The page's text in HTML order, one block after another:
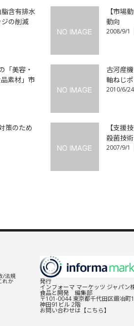
脂含有排水
の削減
【市場
動向
2008/9/1
「美容・
素材」市
古河産
軸ねじ
2010/6/24
策のため
【支援
殺菌技
2007/9/1
発行
インフォーマ マーケッツ ジャパン
食品と開発 編集部
〒101-0044 東京都千代田区鍛冶町
神田91ビル 2階
お問い合わせは 【こちら】
/法規
れか